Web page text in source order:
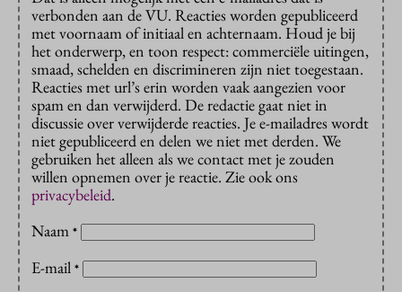
verbonden aan de VU. Reacties worden gepubliceerd
met voornaam of initiaal en achternaam. Houd je bij
het onderwerp, en toon respect: commerciële uitingen,
smaad, schelden en discrimineren zijn niet toegestaan.
Reacties met url’s erin worden vaak aangezien voor
spam en dan verwijderd. De redactie gaat niet in
discussie over verwijderde reacties. Je e-mailadres wordt
niet gepubliceerd en delen we niet met derden. We
gebruiken het alleen als we contact met je zouden
willen opnemen over je reactie. Zie ook ons
privacybeleid.
Naam *
E-mail *